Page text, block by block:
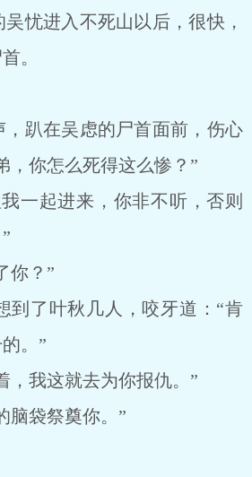
进入不死山以后，很快，
。
趴在吴虑的尸首面前，伤心
，你怎么死得这么惨？”
起进来，你非不听，否则
？”
了叶秋几人，咬牙道：“肯
。”
我这就去为你报仇。”
袋祭奠你。”